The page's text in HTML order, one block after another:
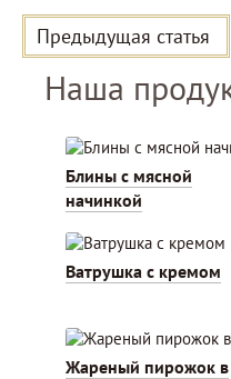
Предыдущая статья
Наша
Блины с мясной
начинкой
Ватрушка с кремом
Жареный пирожок в